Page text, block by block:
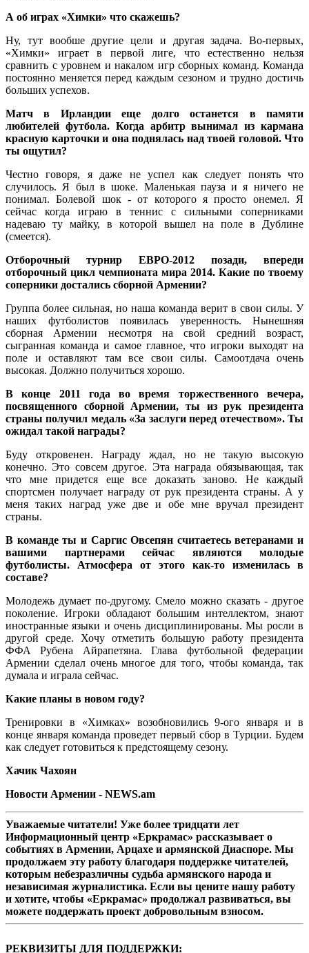
А об играх «Химки» что скажешь?
Ну, тут вообше другие цели и другая задача. Во-первых,
«Химки» играет в первой лиге, что естественно нельзя
сравнить с уровнем и накалом игр сборных команд. Команда
постоянно меняется перед каждым сезоном и трудно достичь
больших успехов.
Матч в Ирландии еще долго останется в памяти
любителей футбола. Когда арбитр вынимал из кармана
красную карточки и она поднялась над твоей головой. Что
ты ощутил?
Честно говоря, я даже не успел как следует понять что
случилось. Я был в шоке. Маленькая пауза и я ничего не
понимал. Болевой шок - от которого я просто онемел. Я
сейчас когда играю в теннис с сильными соперниками
надеваю ту майку, в которой вышел на поле в Дублине
(смеется).
Отборочный турнир ЕВРО-2012 позади, впереди
отборочный цикл чемпионата мира 2014. Какие по твоему
соперники достались сборной Армении?
Группа более сильная, но наша команда верит в свои силы. У
наших футболистов появилась уверенность. Нынешняя
сборная Армении несмотря на свой средний возраст,
сыгранная команда и самое главное, что игроки выходят на
поле и оставляют там все свои силы. Самоотдача очень
высокая. Должно получиться хорошо.
В конце 2011 года во время торжественного вечера,
посвященного сборной Армении, ты из рук президента
страны получил медаль «За заслуги перед отечеством». Ты
ожидал такой награды?
Буду откровенен. Награду ждал, но не такую высокую
конечно. Это совсем другое. Эта награда обязывающая, так
что мне придется еще все доказать заново. Не каждый
спортсмен получает награду от рук президента страны. А у
меня таких наград уже две и обе мне вручал президент
страны.
В команде ты и Саргис Овсепян считаетесь ветеранами и
вашими партнерами сейчас являются молодые
футболисты. Атмосфера от этого как-то изменилась в
составе?
Молодежь думает по-другому. Смело можно сказать - другое
поколение. Игроки обладают большим интеллектом, знают
иностранные языки и очень дисциплинированы. Мы росли в
другой среде. Хочу отметить большую работу президента
ФФА Рубена Айрапетяна. Глава футбольной федерации
Армении сделал очень многое для того, чтобы команда, так
думала и играла сейчас.
Какие планы в новом году?
Тренировки в «Химках» возобновились 9-ого января и в
конце января команда проведет первый сбор в Турции. Будем
как следует готовиться к предстоящему сезону.
Хачик Чахоян
Новости Армении - NEWS.am
Уважаемые читатели! Уже более тридцати лет
Информационный центр «Еркрамас» рассказывает о
событиях в Армении, Арцахе и армянской Диаспоре. Мы
продолжаем эту работу благодаря поддержке читателей,
которым небезразличны судьба армянского народа и
независимая журналистика. Если вы цените нашу работу
и хотите, чтобы «Еркрамас» продолжал развиваться, вы
можете поддержать проект добровольным взносом.
РЕКВИЗИТЫ ДЛЯ ПОДДЕРЖКИ: